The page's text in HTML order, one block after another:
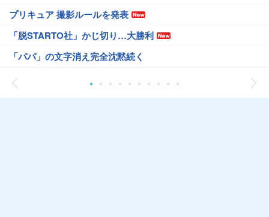
プリキュア 撮影ルールを発表
「脱STARTO社」かじ切り…大勝利
「パパ」の文字消え完全沈黙続く